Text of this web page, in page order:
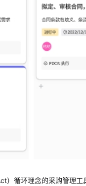
）循环理念的采购管理